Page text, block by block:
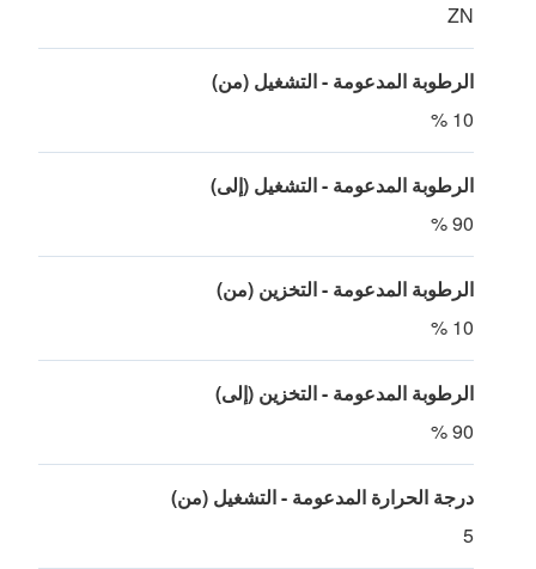
ZN
الرطوبة المدعومة - التشغيل (من)
10 %
الرطوبة المدعومة - التشغيل (إلى)
90 %
الرطوبة المدعومة - التخزين (من)
10 %
الرطوبة المدعومة - التخزين (إلى)
90 %
درجة الحرارة المدعومة - التشغيل (من)
5